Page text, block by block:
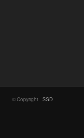
© Copyright - SSD